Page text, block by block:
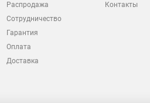
Распродажа
Сотрудничество
Гарантия
Оплата
Доставка
Контакты